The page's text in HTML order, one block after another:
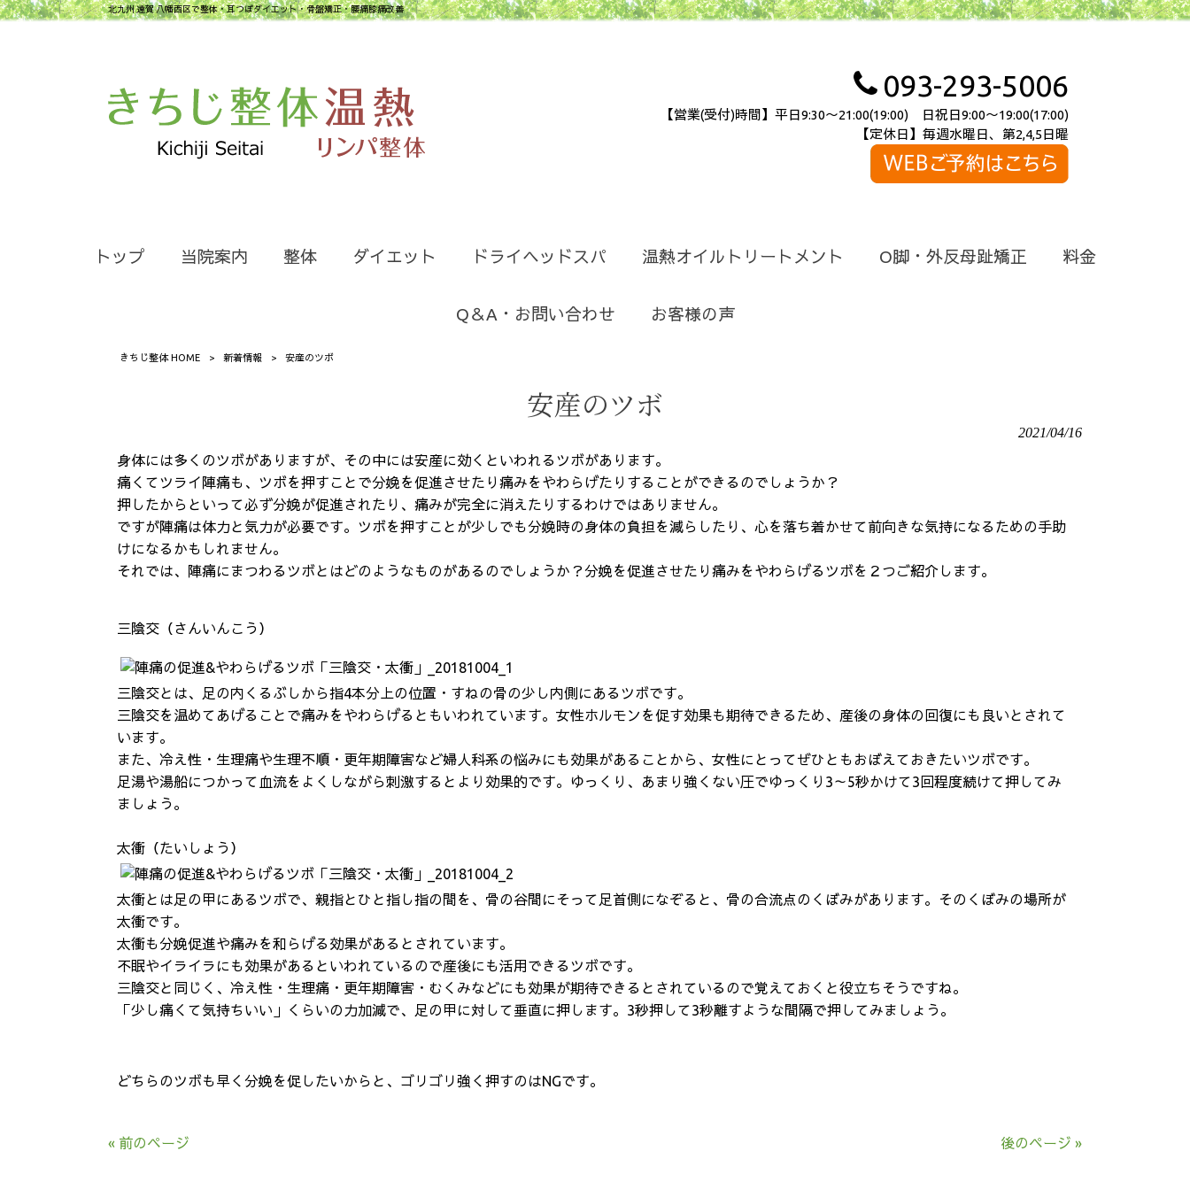
北九州 遠賀 八幡西区で整体・耳つぼダイエット・骨盤矯正・腰痛膝痛改善
093-293-5006
【営業(受付)時間】平日9:30～21:00(19:00) 日祝日9:00～19:00(17:00)
【定休日】毎週水曜日、第2,4,5日曜
トップ 当院案内 整体 ダイエット ドライヘッドスパ 温熱オイルトリートメント O脚・外反母趾矯正 料金
Q＆A・お問い合わせ お客様の声
きちじ整体 HOME > 新着情報 > 安産のツボ
安産のツボ
2021/04/16
身体には多くのツボがありますが、その中には安産に効くといわれるツボがあります。
痛くてツライ陣痛も、ツボを押すことで分娩を促進させたり痛みをやわらげたりすることができるのでしょうか？
押したからといって必ず分娩が促進されたり、痛みが完全に消えたりするわけではありません。
ですが陣痛は体力と気力が必要です。ツボを押すことが少しでも分娩時の身体の負担を減らしたり、心を落ち着かせて前向きな気持になるための手助
けになるかもしれません。
それでは、陣痛にまつわるツボとはどのようなものがあるのでしょうか？分娩を促進させたり痛みをやわらげるツボを２つ ご紹介します。
三陰交（さんいんこう）
三陰交とは、足の内くるぶしから指4本分上の位置・すねの骨の少し内側にあるツボです。
三陰交を温めてあげることで痛みをやわらげるともいわれています。女性ホルモンを促す効果も期待できるため、産後の身体の回復にも良いとされて
います。
また、冷え性・生理痛や生理不順・更年期障害など婦人科系の悩みにも効果があることから、女性にとってぜひともおぼえておきたいツボです。
足湯や湯船につかって血流をよくしながら刺激するとより効果的です。ゆっくり、あまり強くない圧でゆっくり3～5秒かけて3回程度続けて押してみ
ましょう。
太衝（たいしょう）
太衝とは足の甲にあるツボで、親指とひと指し指の間を、骨の谷間にそって足首側になぞると、骨の合流点のくぼみがあります。そのくぼみの場所が
太衝です。
太衝も分娩促進や痛みを和らげる効果があるとされています。
不眠やイライラにも効果があるといわれているので産後にも活用できるツボです。
三陰交と同じく、冷え性・生理痛・更年期障害・むくみなどにも効果が期待できるとされているので覚えておくと役立ちそうですね。
「少し痛くて気持ちいい」くらいの力加減で、足の甲に対して垂直に押します。3秒押して3秒離すような間隔で押してみましょう。
どちらのツボも早く分娩を促したいからと、ゴリゴリ強く押すのはNGです。
« 前のページ 後のページ »